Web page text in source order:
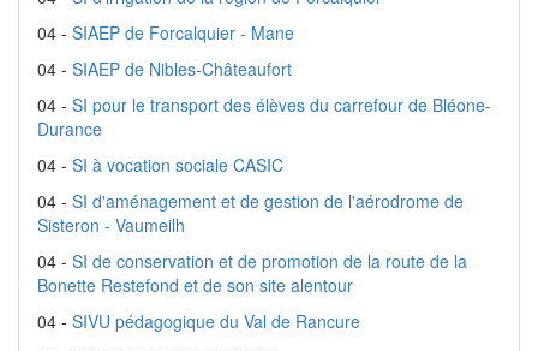
04 - SIAEP de Forcalquier - Mane
04 - SIAEP de Nibles-Châteaufort
04 - SI pour le transport des élèves du carrefour de Bléone-
Durance
04 - SI à vocation sociale CASIC
04 - SI d'aménagement et de gestion de l'aérodrome de
Sisteron - Vaumeilh
04 - SI de conservation et de promotion de la route de la
Bonette Restefond et de son site alentour
04 - SIVU pédagogique du Val de Rancure